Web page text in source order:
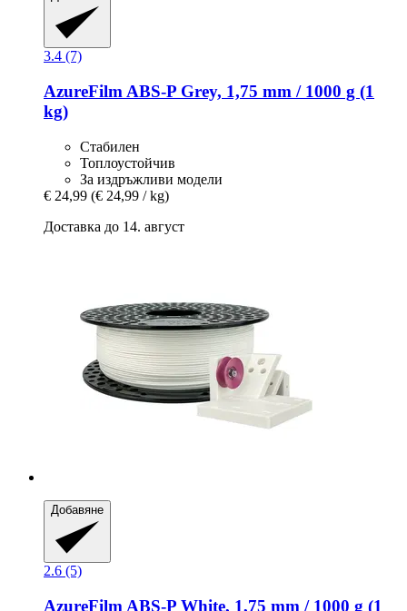
3.4 (7)
AzureFilm ABS-​P Grey, 1,75 mm / 1000 g (1
kg)
Стабилен
Топлоустойчив
За издръжливи модели
€ 24,99 (€ 24,99 / kg)
Доставка до 14. август
Добавяне
2.6 (5)
AzureFilm ABS-​P White, 1,75 mm / 1000 g (1